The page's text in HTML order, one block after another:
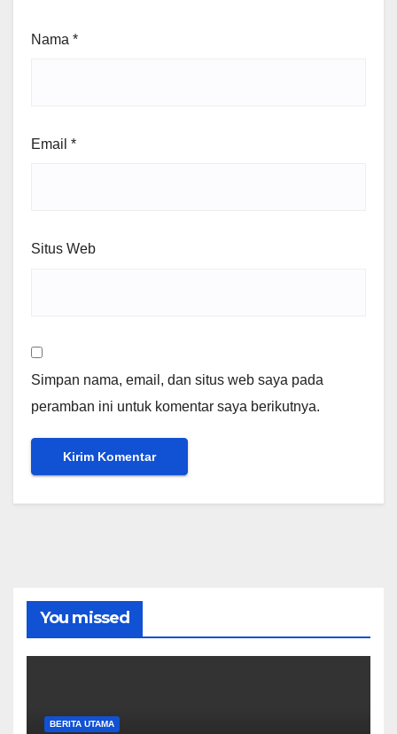
Nama *
Email *
Situs Web
Simpan nama, email, dan situs web saya pada
peramban ini untuk komentar saya berikutnya.
You missed
BERITA UTAMA